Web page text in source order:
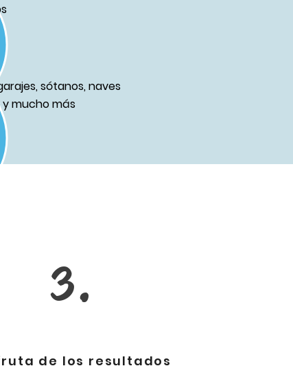
sótanos, naves
mucho más
3.
de los resultados